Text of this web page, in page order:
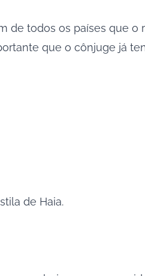
todos os países que
que o cônjuge já
de Haia.